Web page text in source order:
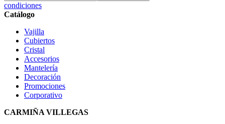
condiciones
Catálogo
Vajilla
Cubiertos
Cristal
Accesorios
Mantelería
Decoración
Promociones
Corporativo
CARMIÑA VILLEGAS